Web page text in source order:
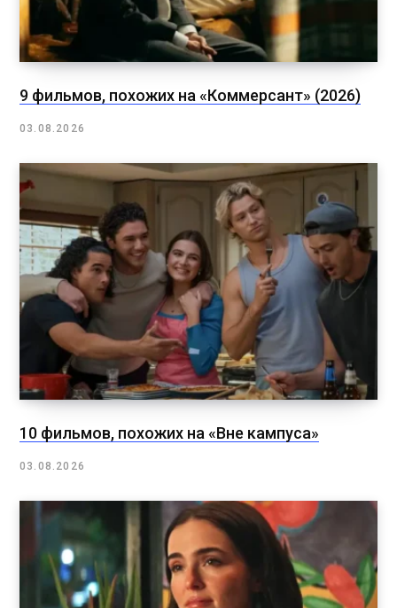
9 фильмов, похожих на «Коммерсант» (2026)
03.08.2026
10 фильмов, похожих на «Вне кампуса»
03.08.2026